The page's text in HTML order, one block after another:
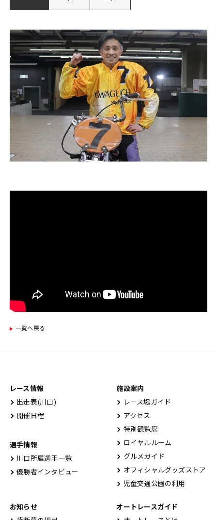
一覧ヘ戻る
レース情報
出⾛表(川⼝)
開催⽇程
選手情報
川口所属選手一覧
優勝者インタビュー
施設案内
レース場ガイド
アクセス
特別観覧席
ロイヤルルーム
グルメガイド
オフィシャルグッズストア
児童交通公園の利用
お知らせ
オートレースガイド